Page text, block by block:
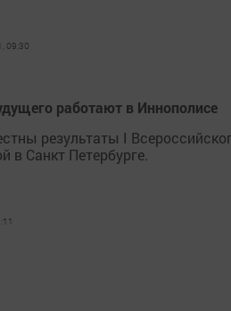
09:30
работают в Иннополисе
результаты I
в Санкт Петербурге.